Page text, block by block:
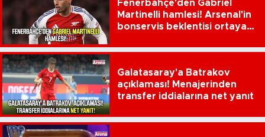
Fenerbahçe'den Gabriel
Martinelli hamlesi! Arsenal'in
bonservis beklentisi ortaya
Galatasaray'a Batrakov
açıklaması! Menajerinden
transfer iddialarına net yanıt